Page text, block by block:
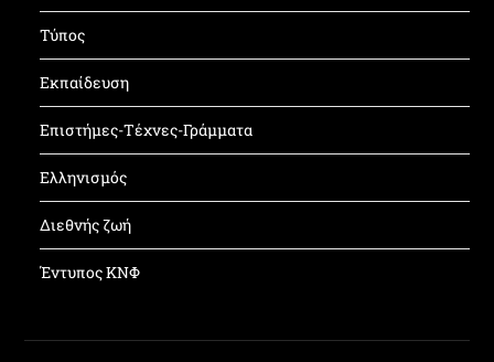
Τύπος
Εκπαίδευση
Επιστήμες-Τέχνες-Γράμματα
Ελληνισμός
Διεθνής ζωή
Έντυπος ΚΝΦ